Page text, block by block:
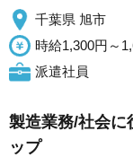
千葉県 旭市
時給1,300円～
派遣社員
製造業務/社会に
ップ